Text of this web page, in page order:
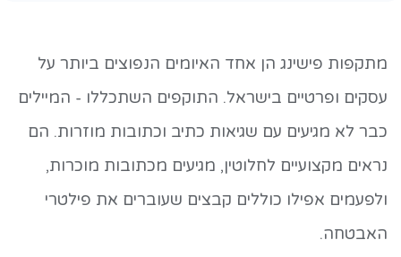
מתקפות פישינג הן אחד האיומים הנפוצים ביותר על
עסקים ופרטיים בישראל. התוקפים השתכללו - המיילים
כבר לא מגיעים עם שגיאות כתיב וכתובות מוזרות. הם
נראים מקצועיים לחלוטין, מגיעים מכתובות מוכרות,
ולפעמים אפילו כוללים קבצים שעוברים את פילטרי
האבטחה.